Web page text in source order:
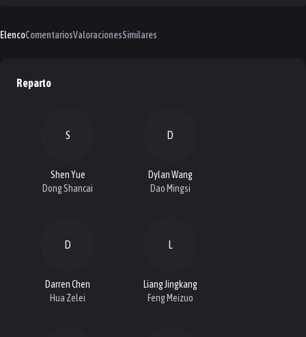
ElencoComentariosValoracionesSimilares
Reparto
S
Shen Yue
Dong Shancai
D
Dylan Wang
Dao Mingsi
D
Darren Chen
Hua Zelei
L
Liang Jingkang
Feng Meizuo